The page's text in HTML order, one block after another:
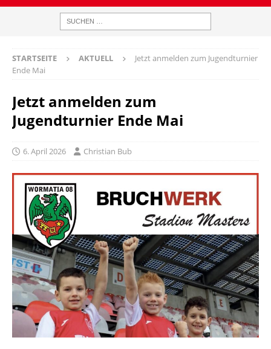
STARTSEITE AKTUELL
Jetzt anmelden zum Jugendturnier
Ende Mai
Jetzt anmelden zum
Jugendturnier Ende Mai
6. April 2026 Christian Bub